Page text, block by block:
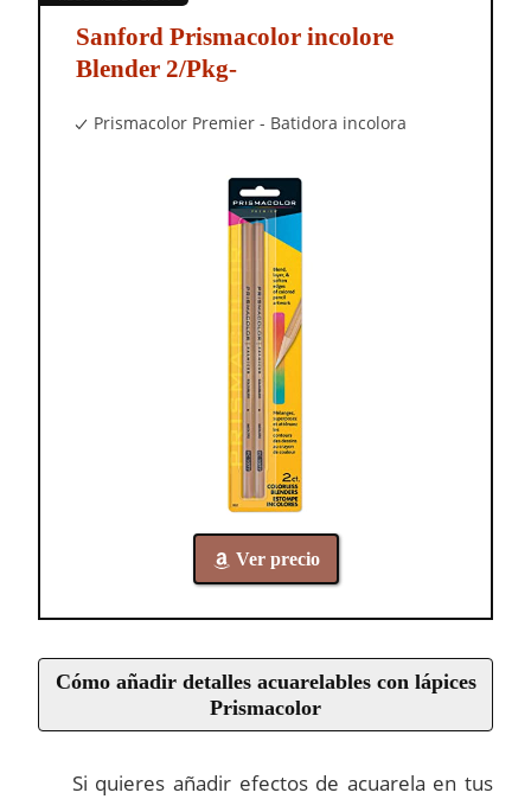
Sanford Prismacolor incolore
Blender 2/Pkg-
Prismacolor Premier - Batidora incolora
Ver precio
Cómo añadir detalles acuarelables con lápices
Prismacolor
Si quieres añadir efectos de acuarela en tus